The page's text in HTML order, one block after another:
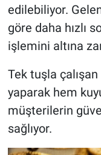
edilebiliyor.
göre daha hızlı
işlemini altına
Tek tuşla
yaparak hem
müşterilerin
sağlıyor.